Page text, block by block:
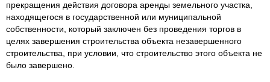
прекращения действия договора аренды земельного участка,
находящегося в государственной или муниципальной
собственности, который заключен без проведения торгов в
целях завершения строительства объекта незавершенного
строительства, при условии, что строительство этого объекта не
было завершено.